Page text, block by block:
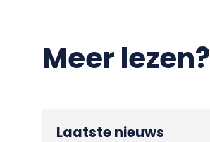
Meer lezen?
Laatste nieuws